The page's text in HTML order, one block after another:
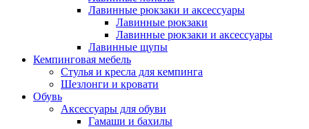
Лавинные рюкзаки и аксессуары
Лавинные рюкзаки
Лавинные рюкзаки и аксессуары
Лавинные щупы
Кемпинговая мебель
Стулья и кресла для кемпинга
Шезлонги и кровати
Обувь
Аксессуары для обуви
Гамаши и бахилы